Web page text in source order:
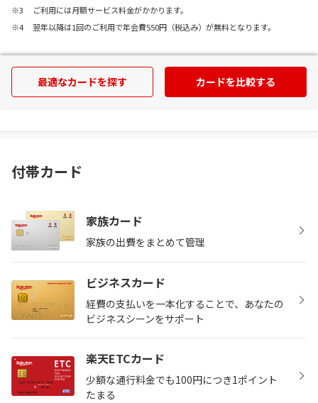
ご利用には月額サービス料金がかかります。
翌年以降は1回のご利用で年会費550円（税込み）が無料となります。
最適なカードを探す カードを比較する
付帯カード
家族カード
家族の出費をまとめて管理
ビジネスカード
経費の支払いを一本化することで、あなたの
ビジネスシーンをサポート
楽天ETCカード
少額な通行料金でも100円につき1ポイント
たまる